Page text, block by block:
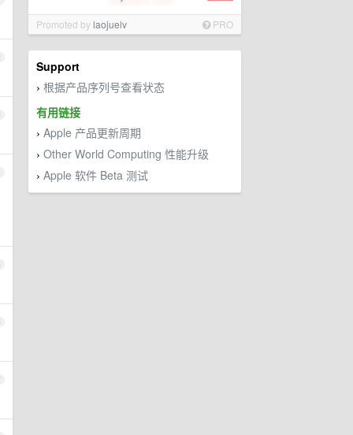
Promoted bylaojuelv PRO
Support
› 根据产品序列号查看状态
有用链接
› Apple 产品更新周期
› Other World Computing 性能升级
› Apple 软件 Beta 测试